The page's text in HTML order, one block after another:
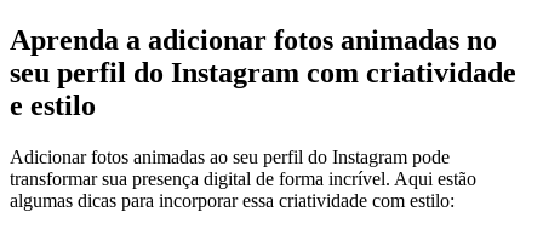
Aprenda a adicionar fotos⁣ animadas no
seu perfil do Instagram com criatividade
e estilo
Adicionar fotos ‍animadas ao seu perfil do⁣ Instagram pode
transformar sua presença digital de forma incrível. Aqui⁣ estão
algumas dicas para incorporar essa criatividade com estilo: